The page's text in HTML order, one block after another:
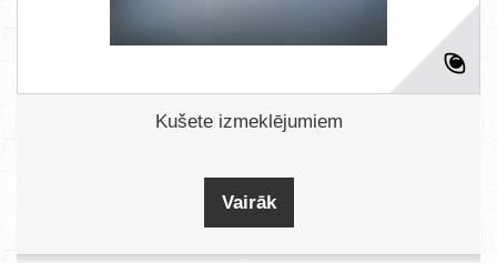
Kušete izmeklējumiem
Vairāk